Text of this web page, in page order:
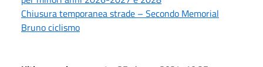
Chiusura temporanea strade – Secondo Memorial
Bruno ciclismo